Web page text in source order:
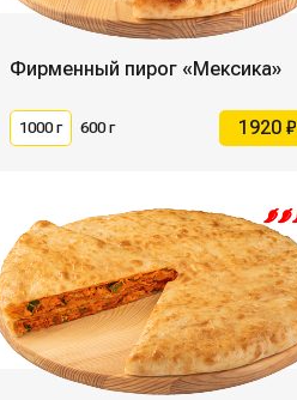
Фирменный пирог «Мексика»
1000 г 600 г 1920 ₽